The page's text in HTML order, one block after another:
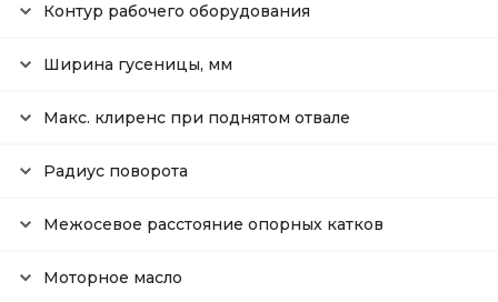
Контур рабочего оборудования
Ширина гусеницы, мм
Макс. клиренс при поднятом отвале
Радиус поворота
Межосевое расстояние опорных катков
Моторное масло